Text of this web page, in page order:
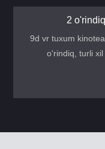
2
9d vr tuxum
o'rindiq, turli